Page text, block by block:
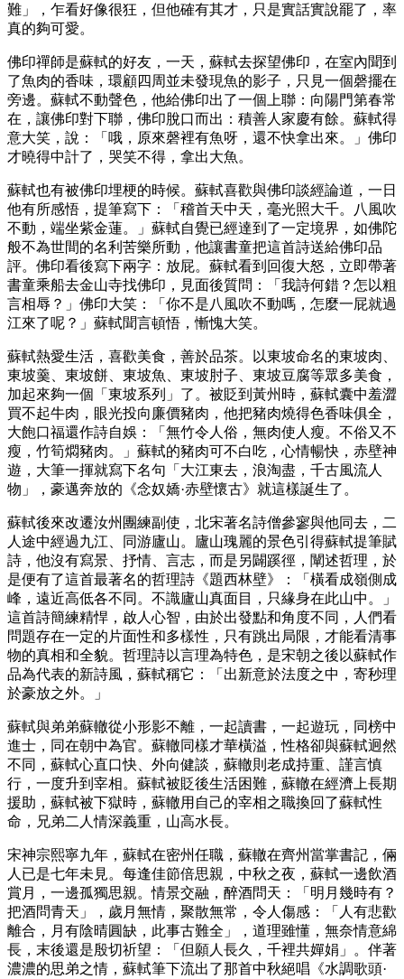
難」，乍看好像很狂，但他確有其才，只是實話實說罷了，率
真的夠可愛。
佛印禪師是蘇軾的好友，一天，蘇軾去探望佛印，在室內聞到
了魚肉的香味，環顧四周並未發現魚的影子，只見一個磬擺在
旁邊。蘇軾不動聲色，他給佛印出了一個上聯：向陽門第春常
在，讓佛印對下聯，佛印脫口而出：積善人家慶有餘。蘇軾得
意大笑，說：「哦，原來磬裡有魚呀，還不快拿出來。」佛印
才曉得中計了，哭笑不得，拿出大魚。
蘇軾也有被佛印埋梗的時候。蘇軾喜歡與佛印談經論道，一日
他有所感悟，提筆寫下：「稽首天中天，毫光照大千。八風吹
不動，端坐紫金蓮。」蘇軾自覺已經達到了一定境界，如佛陀
般不為世間的名利苦樂所動，他讓書童把這首詩送給佛印品
評。佛印看後寫下兩字：放屁。蘇軾看到回復大怒，立即帶著
書童乘船去金山寺找佛印，見面後質問：「我詩何錯？怎以粗
言相辱？」佛印大笑：「你不是八風吹不動嗎，怎麼一屁就過
江來了呢？」蘇軾聞言頓悟，慚愧大笑。
蘇軾熱愛生活，喜歡美食，善於品茶。以東坡命名的東坡肉、
東坡羹、東坡餅、東坡魚、東坡肘子、東坡豆腐等眾多美食，
加起來夠一個「東坡系列」了。被貶到黃州時，蘇軾囊中羞澀
買不起牛肉，眼光投向廉價豬肉，他把豬肉燒得色香味俱全，
大飽口福還作詩自娛：「無竹令人俗，無肉使人瘦。不俗又不
瘦，竹筍燜豬肉。」蘇軾的豬肉可不白吃，心情暢快，赤壁神
遊，大筆一揮就寫下名句「大江東去，浪淘盡，千古風流人
物」，豪邁奔放的《念奴嬌·赤壁懷古》就這樣誕生了。
蘇軾後來改遷汝州團練副使，北宋著名詩僧參寥與他同去，二
人途中經過九江、同游廬山。廬山瑰麗的景色引得蘇軾提筆賦
詩，他沒有寫景、抒情、言志，而是另闢蹊徑，闡述哲理，於
是便有了這首最著名的哲理詩《題西林壁》：「橫看成嶺側成
峰，遠近高低各不同。不識廬山真面目，只緣身在此山中。」
這首詩簡練精悍，啟人心智，由於出發點和角度不同，人們看
問題存在一定的片面性和多樣性，只有跳出局限，才能看清事
物的真相和全貌。哲理詩以言理為特色，是宋朝之後以蘇軾作
品為代表的新詩風，蘇軾稱它：「出新意於法度之中，寄秒理
於豪放之外。」
蘇軾與弟弟蘇轍從小形影不離，一起讀書，一起遊玩，同榜中
進士，同在朝中為官。蘇轍同樣才華橫溢，性格卻與蘇軾迥然
不同，蘇軾心直口快、外向健談，蘇轍則老成持重、謹言慎
行，一度升到宰相。蘇軾被貶後生活困難，蘇轍在經濟上長期
援助，蘇軾被下獄時，蘇轍用自己的宰相之職換回了蘇軾性
命，兄弟二人情深義重，山高水長。
宋神宗熙寧九年，蘇軾在密州任職，蘇轍在齊州當掌書記，倆
人已是七年未見。每逢佳節倍思親，中秋之夜，蘇軾一邊飲酒
賞月，一邊孤獨思親。情景交融，醉酒問天：「明月幾時有？
把酒問青天」，歲月無情，聚散無常，令人傷感：「人有悲歡
離合，月有陰晴圓缺，此事古難全」，道理雖懂，無奈情意綿
長，末後還是殷切祈望：「但願人長久，千裡共嬋娟」。伴著
濃濃的思弟之情，蘇軾筆下流出了那首中秋絕唱《水調歌頭·